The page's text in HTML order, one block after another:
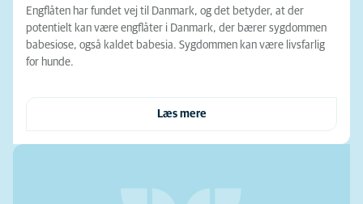
Engflåten har fundet vej til Danmark, og det betyder, at der
potentielt kan være engflåter i Danmark, der bærer sygdommen
babesiose, også kaldet babesia. Sygdommen kan være livsfarlig
for hunde.
Læs mere